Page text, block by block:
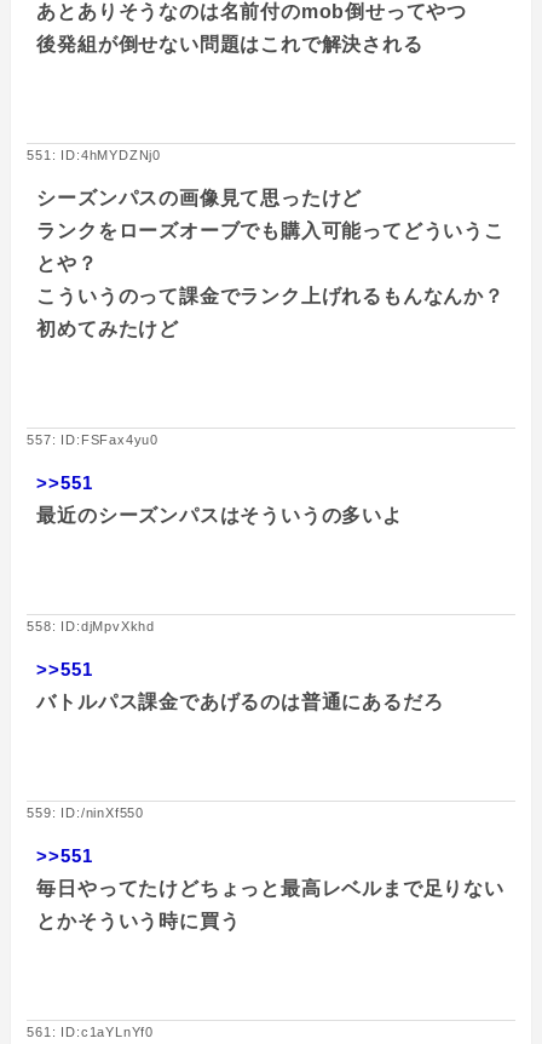
あとありそうなのは名前付のmob倒せってやつ
後発組が倒せない問題はこれで解決される
551: ID:4hMYDZNj0
シーズンパスの画像見て思ったけど
ランクをローズオーブでも購入可能ってどういうこ
とや？
こういうのって課金でランク上げれるもんなんか？
初めてみたけど
557: ID:FSFax4yu0
>>551
最近のシーズンパスはそういうの多いよ
558: ID:djMpvXkhd
>>551
バトルパス課金であげるのは普通にあるだろ
559: ID:/ninXf550
>>551
毎日やってたけどちょっと最高レベルまで足りない
とかそういう時に買う
561: ID:c1aYLnYf0